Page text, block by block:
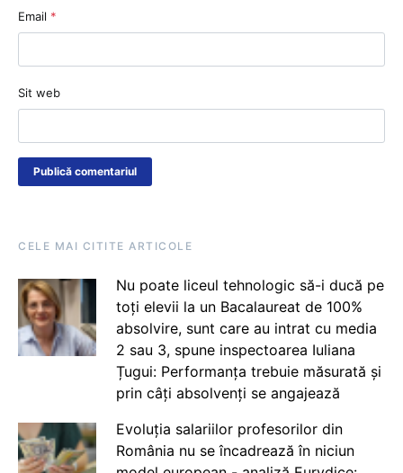
Email *
Sit web
CELE MAI CITITE ARTICOLE
Nu poate liceul tehnologic să-i ducă pe
toți elevii la un Bacalaureat de 100%
absolvire, sunt care au intrat cu media
2 sau 3, spune inspectoarea Iuliana
Țugui: Performanța trebuie măsurată și
prin câți absolvenți se angajează
Evoluția salariilor profesorilor din
România nu se încadrează în niciun